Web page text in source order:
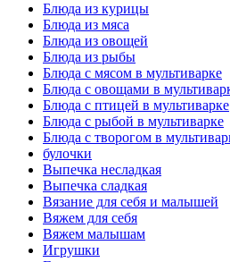
Блюда из курицы
Блюда из мяса
Блюда из овощей
Блюда из рыбы
Блюда с мясом в мультиварке
Блюда с овощами в
Блюда с птицей в мультиварке
Блюда с рыбой в мультиварке
Блюда с творогом в
булочки
Выпечка несладкая
Выпечка сладкая
Вязание для себя и малышей
Вяжем для себя
Вяжем малышам
Игрушки